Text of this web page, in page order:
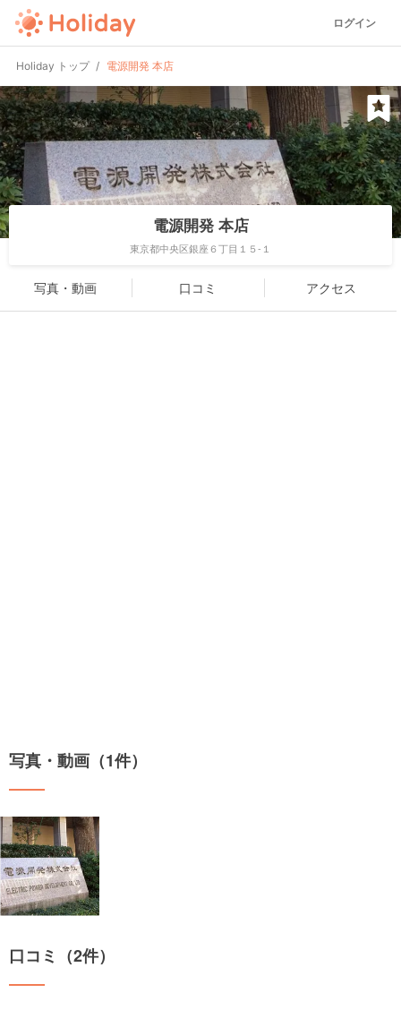
ログイン
Holiday トップ 電源開発 本店
電源開発 本店
東京都中央区銀座６丁目１５-１
写真・動画 口コミ アクセス
写真・動画（1件）
口コミ（2件）